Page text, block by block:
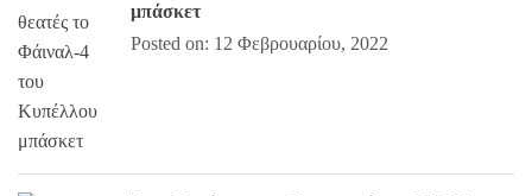
μπάσκετ
Posted on: 12 Φεβρουαρίου, 2022